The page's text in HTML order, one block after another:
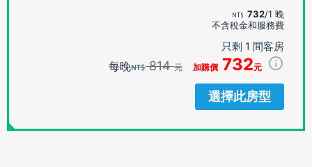
732/1 晚
不含稅金和服務費
只剩 1 間客房
每晚 814元 加購價 732元
選擇此房型